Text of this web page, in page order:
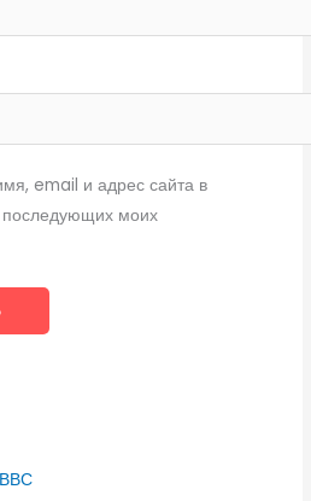
email и адрес сайта в
последующих моих